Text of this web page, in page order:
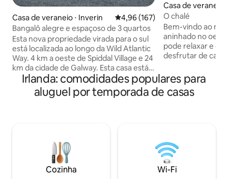
Casa de veraneio ⋅ Inverin 4,96 de uma avaliação média de
4,96 (167)
Bangalô alegre e espaçoso de 3 quartos
Esta nova propriedade virada para o sul
está localizada ao longo da Wild Atlantic
Way. 4 km a oeste de Spiddal Village e 24
km da cidade de Galway. Esta casa está
situada em um local tranquilo, pacífico e
privado. Casa de 3 quartos espaçosa,
iluminada, arejada e confortável com
grande variedade de praias, a balsa da
ilha Aran e o aeroporto. Todas as
faculdades irlandesas, Coláiste Lurgan
sendo a mais próxima.
Casa de veraneio
Galway
O chalé
Bem-vindo ao
aninhado no
pode relaxar e
desfrutar de
pode estar no
Galway, onde há
bares animados e
nossa porta, com
Ilhas Aran e
distância de carro.
Irlanda: comodidades populares para
aluguel por temporada de casas
Cozinha Wi-Fi